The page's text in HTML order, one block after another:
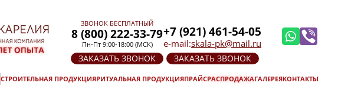
ЗВОНОК БЕСПЛАТНЫЙ
8 (800) 222-33-79
Пн-Пт 9:00-18:00 (МСК)
ЗАКАЗАТЬ ЗВОНОК
+7 (921) 461-54-05
e-mail:skala-pk@mail.ru
ЗАКАЗАТЬ ЗВОНОК
СТРОИТЕЛЬНАЯ ПРОДУКЦИЯРИТУАЛЬНАЯ ПРОДУКЦИЯПРАЙСРАСПРОДАЖАГАЛЕРЕЯКОНТАКТЫ